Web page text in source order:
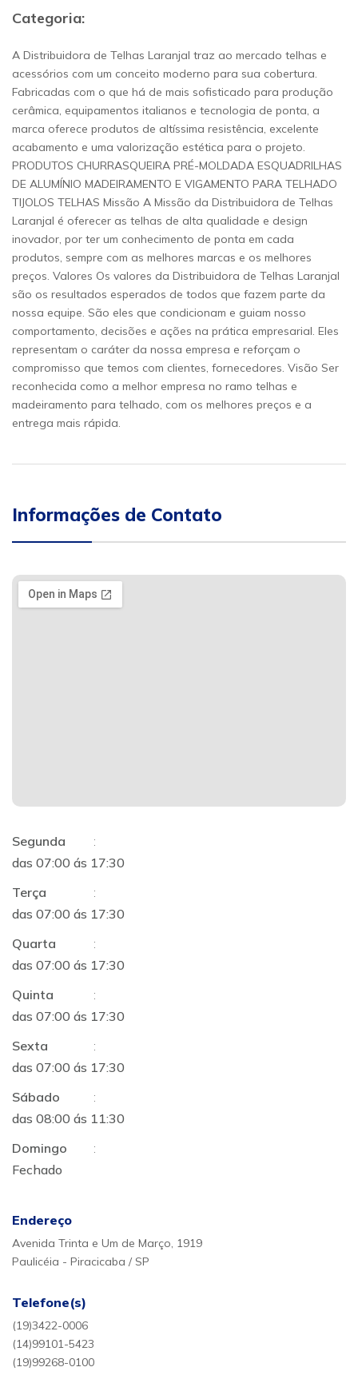
Categoria:
A Distribuidora de Telhas Laranjal traz ao mercado telhas e
acessórios com um conceito moderno para sua cobertura.
Fabricadas com o que há de mais sofisticado para produção
cerâmica, equipamentos italianos e tecnologia de ponta, a
marca oferece produtos de altíssima resistência, excelente
acabamento e uma valorização estética para o projeto.
PRODUTOS CHURRASQUEIRA PRÉ-MOLDADA ESQUADRILHAS
DE ALUMÍNIO MADEIRAMENTO E VIGAMENTO PARA TELHADO
TIJOLOS TELHAS Missão A Missão da Distribuidora de Telhas
Laranjal é oferecer as telhas de alta qualidade e design
inovador, por ter um conhecimento de ponta em cada
produtos, sempre com as melhores marcas e os melhores
preços. Valores Os valores da Distribuidora de Telhas Laranjal
são os resultados esperados de todos que fazem parte da
nossa equipe. São eles que condicionam e guiam nosso
comportamento, decisões e ações na prática empresarial. Eles
representam o caráter da nossa empresa e reforçam o
compromisso que temos com clientes, fornecedores. Visão Ser
reconhecida como a melhor empresa no ramo telhas e
madeiramento para telhado, com os melhores preços e a
entrega mais rápida.
Informações de Contato
Segunda
:
das 07:00 ás 17:30
Terça
:
das 07:00 ás 17:30
Quarta
:
das 07:00 ás 17:30
Quinta
:
das 07:00 ás 17:30
Sexta
:
das 07:00 ás 17:30
Sábado
:
das 08:00 ás 11:30
Domingo
:
Fechado
Endereço
Avenida Trinta e Um de Março, 1919
Paulicéia - Piracicaba / SP
Telefone(s)
(19)3422-0006
(14)99101-5423
(19)99268-0100